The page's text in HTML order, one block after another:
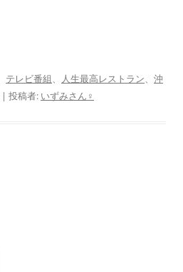
テレビ番組、 人生最高レストラン、 沖
| 投稿者: いずみさん♀